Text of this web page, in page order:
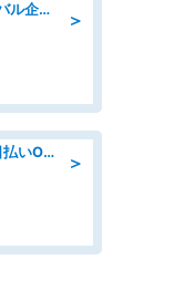
＞
09月開始/「土日祝休み」グローバル企業での産業保健のお仕事/保健師/高時給/残業なし/服装自由
＞
マシンオペレーター/未経験OK/日払いOK/交替制/20・30・40代活躍中/製造 工場